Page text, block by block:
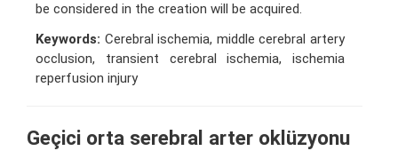
be considered in the creation will be acquired.
Keywords: Cerebral ischemia, middle cerebral artery
occlusion, transient cerebral ischemia, ischemia
reperfusion injury
Geçici orta serebral arter oklüzyonu